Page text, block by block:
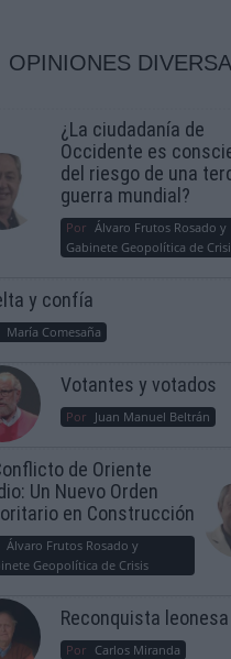
OPINIONES
¿La ciudadanía de
Occidente es
del riesgo de una
guerra mundial?
Por Álvaro Frutos Rosado y
Gabinete Geopolítica de
y confía
María Comesaña
Votantes y votados
Por Juan Manuel Beltrán
de Oriente
Un Nuevo Orden
en Construcción
Álvaro Frutos Rosado y
Geopolítica de Crisis
Reconquista leonesa
Por Carlos Miranda